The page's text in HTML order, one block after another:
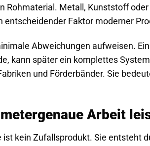
Rohmaterial. Metall, Kunststoff
entscheidender Faktor moderner
Abweichungen aufweisen.
kann später ein komplettes
und Förderbänder. Sie
Arbeit
kein Zufallsprodukt. Sie entsteht